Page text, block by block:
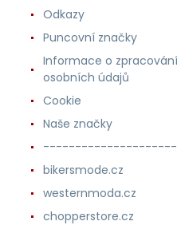
Odkazy
Puncovní značky
Informace o zpracování
osobních údajů
Cookie
Naše značky
bikersmode.cz
westernmoda.cz
chopperstore.cz